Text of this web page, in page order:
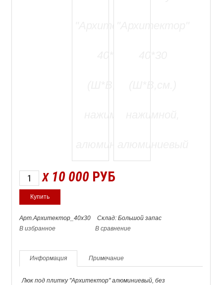
X 10 000 РУБ
Арт.Архитектор_40х30
Склад: Большой запас
В избранное
В сравнение
Информация Примечание
Люк под плитку "Архитектор" алюминиевый, без